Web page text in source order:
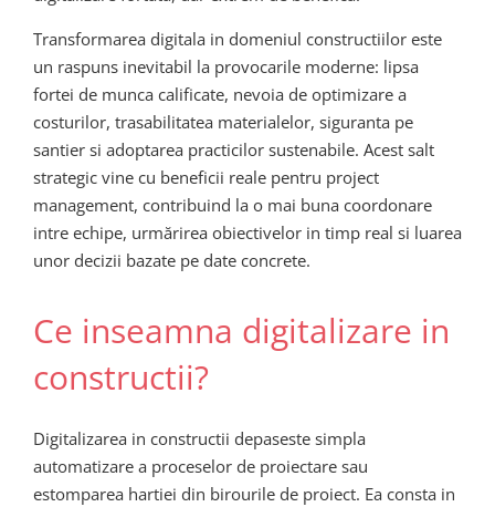
Transformarea digitala in domeniul constructiilor este
un raspuns inevitabil la provocarile moderne: lipsa
fortei de munca calificate, nevoia de optimizare a
costurilor, trasabilitatea materialelor, siguranta pe
santier si adoptarea practicilor sustenabile. Acest salt
strategic vine cu beneficii reale pentru project
management, contribuind la o mai buna coordonare
intre echipe, urmărirea obiectivelor in timp real si luarea
unor decizii bazate pe date concrete.
Ce inseamna digitalizare in
constructii?
Digitalizarea in constructii depaseste simpla
automatizare a proceselor de proiectare sau
estomparea hartiei din birourile de proiect. Ea consta in